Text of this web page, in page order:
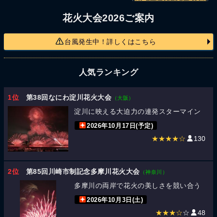
花火大会2026ご案内
台風発生中！詳しくはこちら
人気ランキング
1位 第38回なにわ淀川花火大会 （大阪）
淀川に映える大迫力の連発スターマイン
2026年10月17日(予定)
★★★★☆ 130
2位 第85回川崎市制記念多摩川花火大会 （神奈川）
多摩川の両岸で花火の美しさを競い合う
2026年10月3日(土)
★★★☆☆ 48